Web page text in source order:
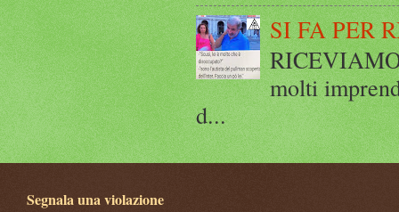
SI FA PER
molti
d...
Segnala una violazione